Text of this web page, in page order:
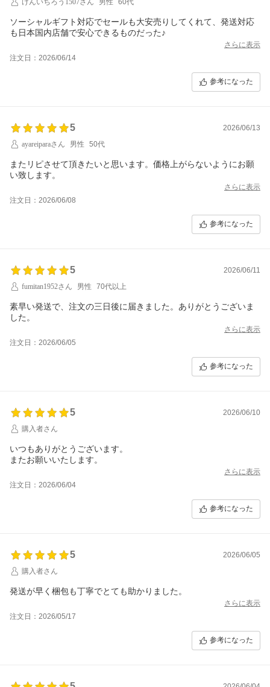
ソーシャルギフト対応でセールも大安売りしてくれて、発送対応
さらに表示
注文日：2026/06/14
参考になった
5
2026/06/13
ayareiparaさん
男性 50代
またリピさせて頂きたいと思います。価格上がらないようにお願
い致します。
さらに表示
注文日：2026/06/08
参考になった
5
2026/06/11
fumitan1952さん
男性 70代以上
素早い発送で、注文の三日後に届きました。ありがとうございま
した。
さらに表示
注文日：2026/06/05
参考になった
5
2026/06/10
購入者さん
いつもありがとうございます。
またお願いいたします。
さらに表示
注文日：2026/06/04
参考になった
5
2026/06/05
購入者さん
発送が早く梱包も丁寧でとても助かりました。
さらに表示
注文日：2026/05/17
参考になった